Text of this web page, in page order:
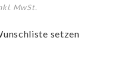
MwSt.
setzen